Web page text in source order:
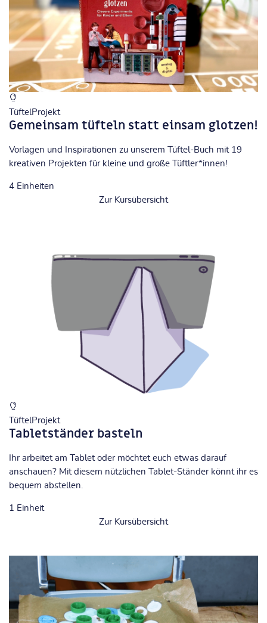
TüftelProjekt
Gemeinsam tüfteln statt einsam glotzen!
Vorlagen und Inspirationen zu unserem Tüftel-Buch mit 19
kreativen Projekten für kleine und große Tüftler*innen!
4 Einheiten
Zur Kursübersicht
TüftelProjekt
Tabletständer basteln
Ihr arbeitet am Tablet oder möchtet euch etwas darauf
anschauen? Mit diesem nützlichen Tablet-Ständer könnt ihr es
bequem abstellen.
1 Einheit
Zur Kursübersicht